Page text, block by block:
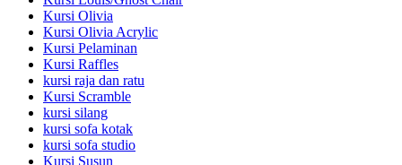
Kursi Olivia
Kursi Olivia Acrylic
Kursi Pelaminan
Kursi Raffles
kursi raja dan ratu
Kursi Scramble
kursi silang
kursi sofa kotak
kursi sofa studio
Kursi Susun